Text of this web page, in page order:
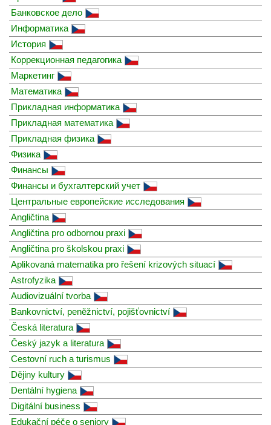
Банковское дело
Информатика
История
Коррекционная педагогика
Маркетинг
Математика
Прикладная информатика
Прикладная математика
Прикладная физика
Физика
Финансы
Финансы и бухгалтерский учет
Центральные европейские исследования
Angličtina
Angličtina pro odbornou praxi
Angličtina pro školskou praxi
Aplikovaná matematika pro řešení krizových situací
Astrofyzika
Audiovizuální tvorba
Bankovnictví, peněžnictví, pojišťovnictví
Česká literatura
Český jazyk a literatura
Cestovní ruch a turismus
Dějiny kultury
Dentální hygiena
Digitální business
Edukační péče o seniory